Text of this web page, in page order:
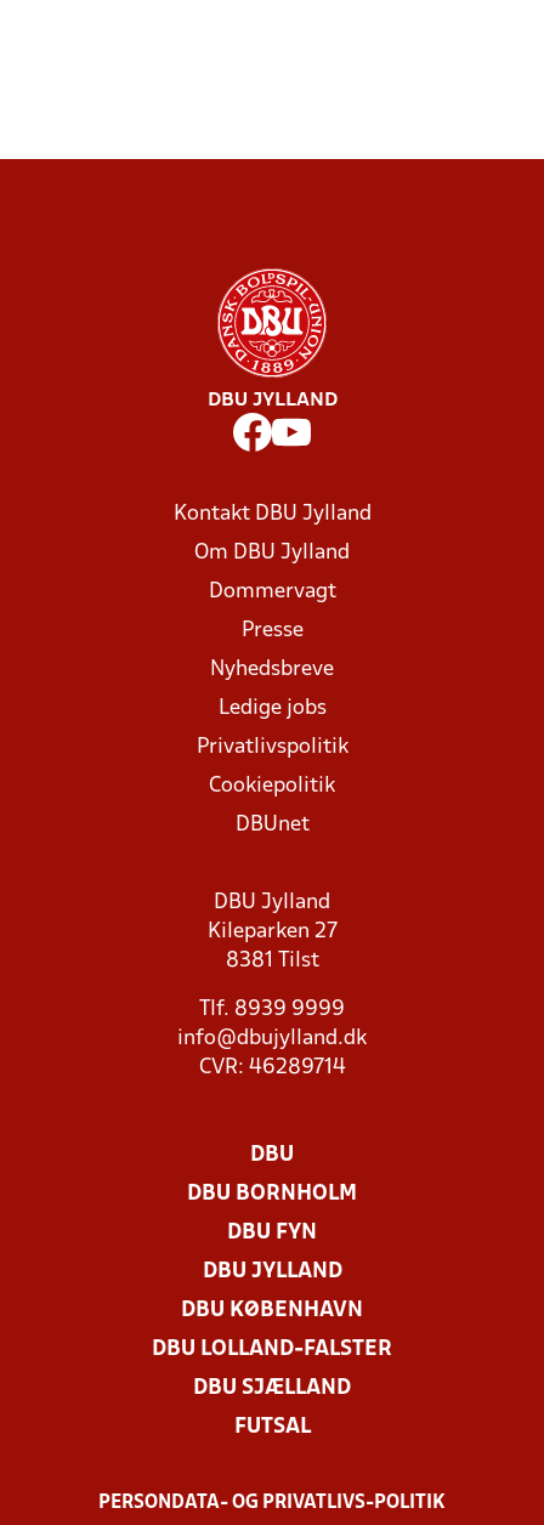
DBU JYLLAND
Kontakt DBU Jylland
Om DBU Jylland
Dommervagt
Presse
Nyhedsbreve
Ledige jobs
Privatlivspolitik
Cookiepolitik
DBUnet
DBU Jylland
Kileparken 27
8381 Tilst
Tlf. 8939 9999
info@dbujylland.dk
CVR: 46289714
DBU
DBU BORNHOLM
DBU FYN
DBU JYLLAND
DBU KØBENHAVN
DBU LOLLAND-FALSTER
DBU SJÆLLAND
FUTSAL
PERSONDATA- OG PRIVATLIVS-POLITIK